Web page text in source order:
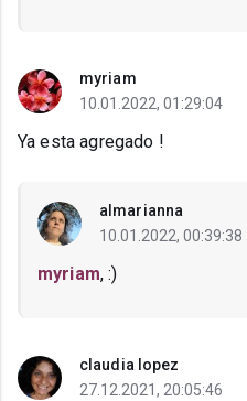
myriam
10.01.2022, 01:29:04
Ya esta agregado !
almarianna
10.01.2022, 00:39:38
myriam, :)
claudia lopez
27.12.2021, 20:05:46